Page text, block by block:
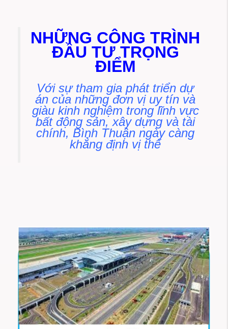
NHỮNG CÔNG TRÌNH
ĐẦU TƯ TRỌNG
ĐIỂM
Với sự tham gia phát triển dự
án của những đơn vị uy tín và
giàu kinh nghiệm trong lĩnh vực
bất động sản, xây dựng và tài
chính, Bình Thuận ngày càng
khẳng định vị thế